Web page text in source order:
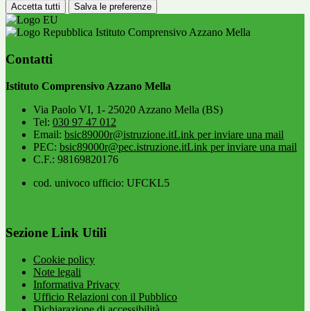
Accetta tutti Salva le preferenze
Istituto Comprensivo Azzano Mella
Contatti
Istituto Comprensivo Azzano Mella
Via Paolo VI, 1- 25020 Azzano Mella (BS)
Tel: 030 97 47 012
Email: bsic89000r@istruzione.itLink per inviare una mail
PEC: bsic89000r@pec.istruzione.itLink per inviare una mail
C.F.: 98169820176
cod. univoco ufficio: UFCKL5
Sezione Link Utili
Cookie policy
Note legali
Informativa Privacy
Ufficio Relazioni con il Pubblico